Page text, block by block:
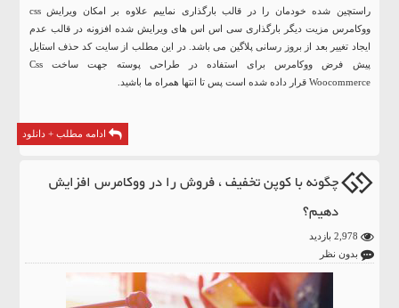
راستچین شده خودمان را در قالب بارگذاری نماییم علاوه بر امکان ویرایش css
ووکامرس مزیت دیگر بارگذاری سی اس اس های ویرایش شده افزونه در قالب عدم
ایجاد تغییر بعد از بروز رسانی پلاگین می باشد. در این مطلب از سایت کد حذف استایل
پیش فرض ووکامرس برای استفاده در طراحی پوسته جهت ساخت Css
Woocommerce قرار داده شده است پس تا انتها همراه ما باشید.
ادامه مطلب + دانلود
چگونه با کوپن تخفیف ، فروش را در ووکامرس افزایش
دهیم؟
بدون نظر